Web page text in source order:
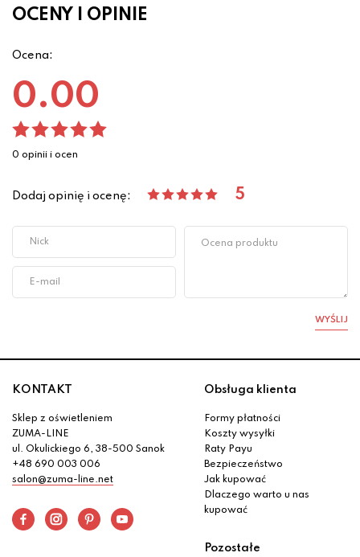
OCENY I OPINIE
Ocena:
0.00
0 opinii i ocen
Dodaj opinię i ocenę: 5
WYŚLIJ
KONTAKT
Sklep z oświetleniem
ZUMA-LINE
ul. Okulickiego 6, 38-500 Sanok
+48 690 003 006
salon@zuma-line.net
Obsługa klienta
Formy płatności
Koszty wysyłki
Raty Payu
Bezpieczeństwo
Jak kupować
Dlaczego warto u nas
kupować
Pozostałe